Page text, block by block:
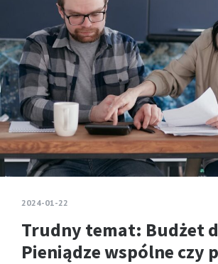
2024-01-22
Trudny temat: Budżet
Pieniądze wspólne czy